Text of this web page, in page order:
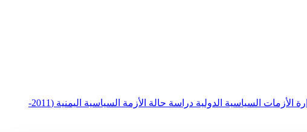
المفاوضات الدبلوماسية و دورها في إدارة الأزمات السياسية الدولية دراسة حالة الأزمة السياسية اليمنية (2011-